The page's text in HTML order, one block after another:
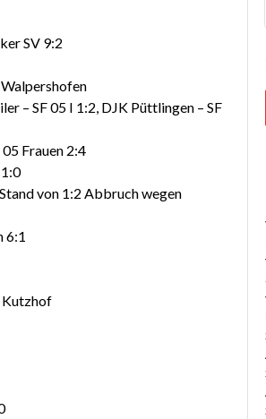
SV 9:2
– SF 05 I 1:2, DJK Püttlingen – SF
Frauen 2:4
von 1:2 Abbruch wegen
6:1
Kutzhof